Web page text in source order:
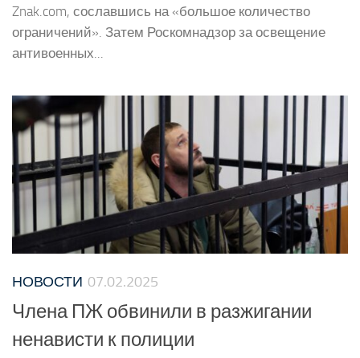
Znak.com, сославшись на «большое количество
ограничений». Затем Роскомнадзор за освещение
антивоенных...
НОВОСТИ 07.02.2025
Члена ПЖ обвинили в разжигании
ненависти к полиции